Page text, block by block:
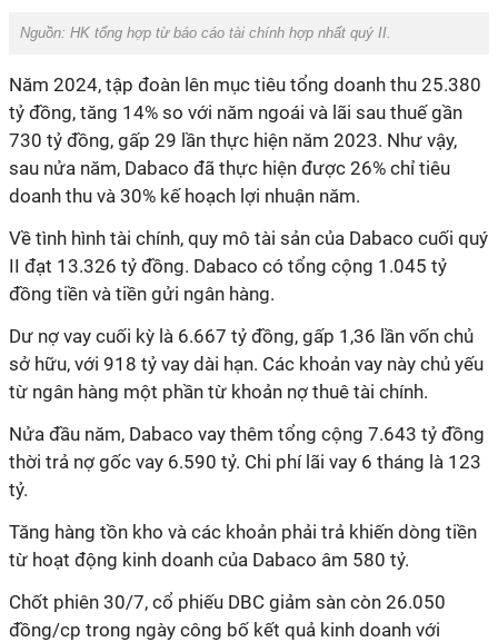
Nguồn: HK tổng hợp từ báo cáo tài chính hợp nhất quý II.
Năm 2024, tập đoàn lên mục tiêu tổng doanh thu 25.380
tỷ đồng, tăng 14% so với năm ngoái và lãi sau thuế gần
730 tỷ đồng, gấp 29 lần thực hiện năm 2023. Như vậy,
sau nửa năm, Dabaco đã thực hiện được 26% chỉ tiêu
doanh thu và 30% kế hoạch lợi nhuận năm.
Về tình hình tài chính, quy mô tài sản của Dabaco cuối quý
II đạt 13.326 tỷ đồng. Dabaco có tổng cộng 1.045 tỷ
đồng tiền và tiền gửi ngân hàng.
Dư nợ vay cuối kỳ là 6.667 tỷ đồng, gấp 1,36 lần vốn chủ
sở hữu, với 918 tỷ vay dài hạn. Các khoản vay này chủ yếu
từ ngân hàng một phần từ khoản nợ thuê tài chính.
Nửa đầu năm, Dabaco vay thêm tổng cộng 7.643 tỷ đồng
thời trả nợ gốc vay 6.590 tỷ. Chi phí lãi vay 6 tháng là 123
tỷ.
Tăng hàng tồn kho và các khoản phải trả khiến dòng tiền
từ hoạt động kinh doanh của Dabaco âm 580 tỷ.
Chốt phiên 30/7, cổ phiếu DBC giảm sàn còn 26.050
đồng/cp trong ngày công bố kết quả kinh doanh với